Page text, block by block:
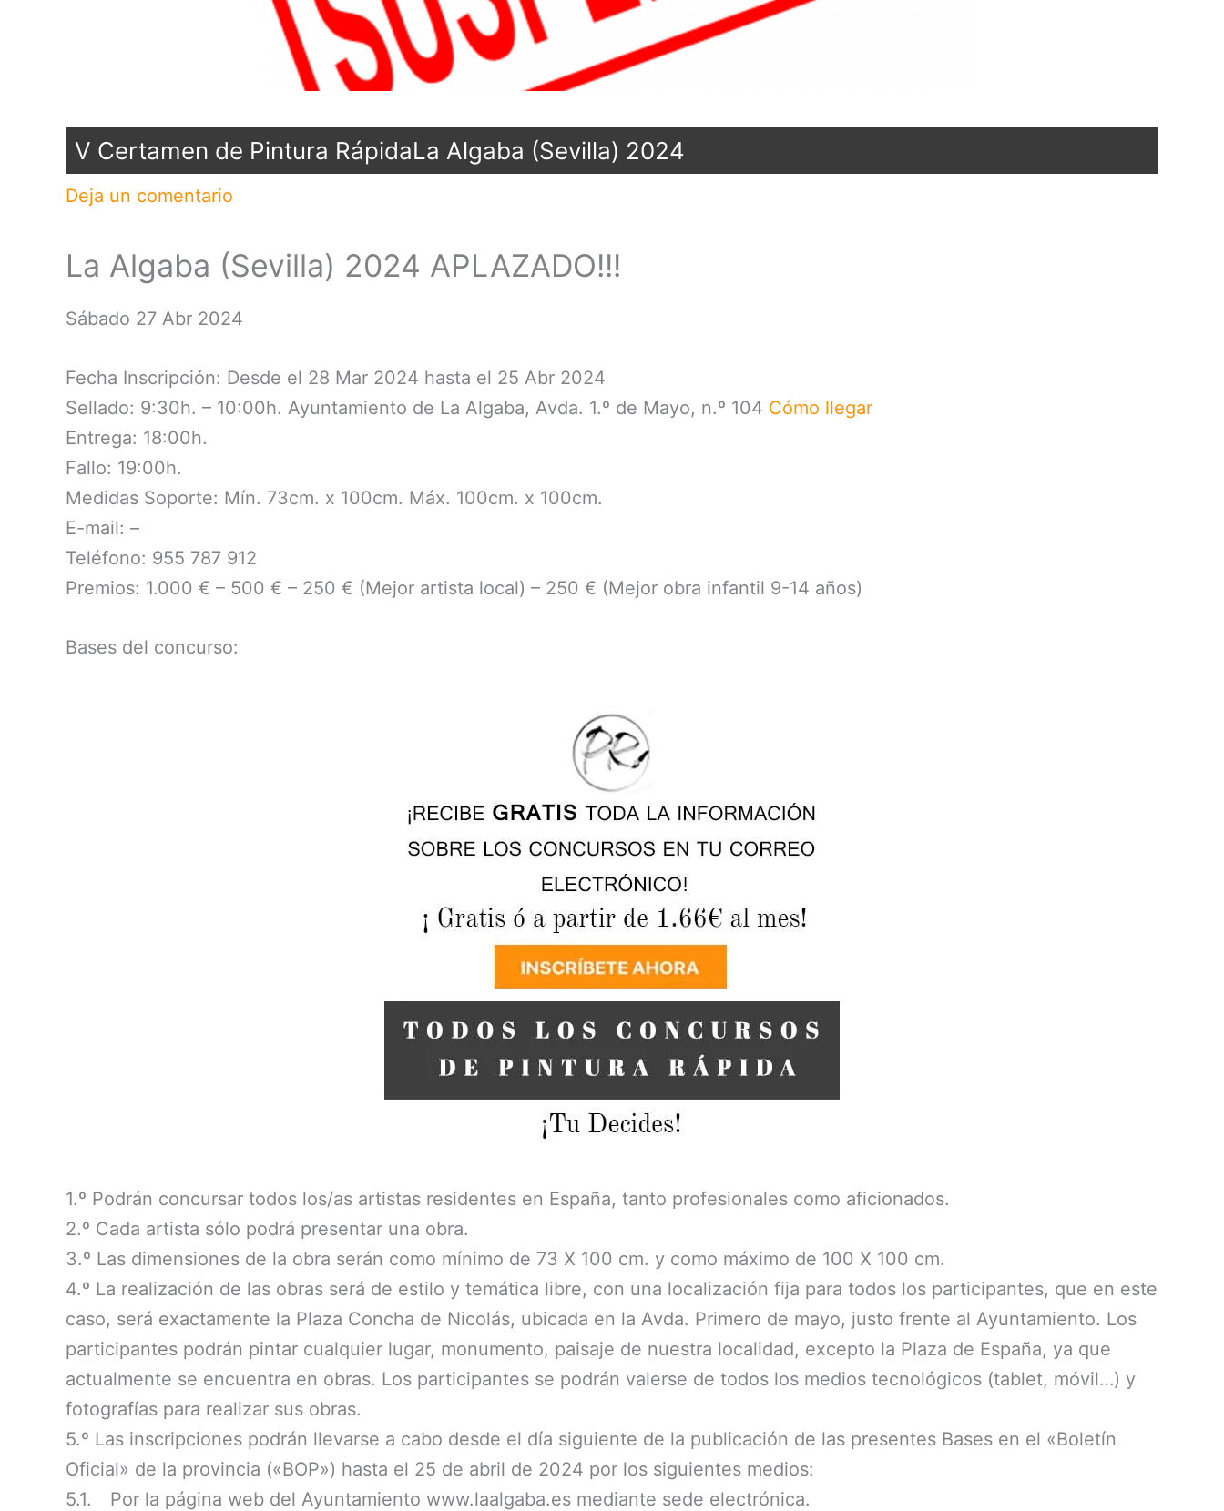
V Certamen de Pintura RápidaLa Algaba (Sevilla) 2024
Deja un comentario
La Algaba (Sevilla) 2024 APLAZADO!!!
Sábado 27 Abr 2024
Fecha Inscripción: Desde el 28 Mar 2024 hasta el 25 Abr 2024
Sellado: 9:30h. – 10:00h. Ayuntamiento de La Algaba, Avda. 1.º de Mayo, n.º 104 Cómo llegar
Entrega: 18:00h.
Fallo: 19:00h.
Medidas Soporte: Mín. 73cm. x 100cm. Máx. 100cm. x 100cm.
E-mail: –
Teléfono: 955 787 912
Premios: 1.000 € – 500 € – 250 € (Mejor artista local) – 250 € (Mejor obra infantil 9-14 años)
Bases del concurso:
1.º Podrán concursar todos los/as artistas residentes en España, tanto profesionales como aficionados.
2.º Cada artista sólo podrá presentar una obra.
3.º Las dimensiones de la obra serán como mínimo de 73 X 100 cm. y como máximo de 100 X 100 cm.
4.º La realización de las obras será de estilo y temática libre, con una localización fija para todos los participantes, que en este
caso, será exactamente la Plaza Concha de Nicolás, ubicada en la Avda. Primero de mayo, justo frente al Ayuntamiento. Los
participantes podrán pintar cualquier lugar, monumento, paisaje de nuestra localidad, excepto la Plaza de España, ya que
actualmente se encuentra en obras. Los participantes se podrán valerse de todos los medios tecnológicos (tablet, móvil…) y
fotografías para realizar sus obras.
5.º Las inscripciones podrán llevarse a cabo desde el día siguiente de la publicación de las presentes Bases en el «Boletín
Oficial» de la provincia («BOP») hasta el 25 de abril de 2024 por los siguientes medios:
5.1. Por la página web del Ayuntamiento www.laalgaba.es mediante sede electrónica.